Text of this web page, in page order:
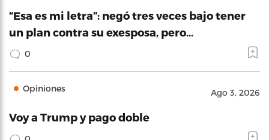
“Esa es mi letra”: negó tres veces bajo tener
un plan contra su exesposa, pero…
0
Opiniones Ago 3, 2026
Voy a Trump y pago doble